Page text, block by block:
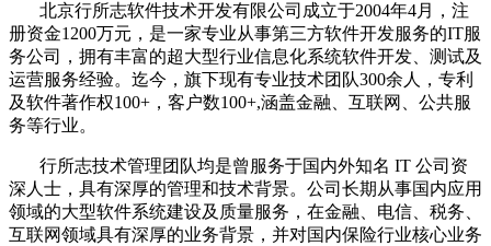
北京行所志软件技术开发有限公司成立于2004年4月，注
册资金1200万元，是一家专业从事第三方软件开发服务的IT服
务公司，拥有丰富的超大型行业信息化系统软件开发、测试及
运营服务经验。迄今，旗下现有专业技术团队300余人，专利
及软件著作权100+，客户数100+,涵盖金融、互联网、公共服
务等行业。
行所志技术管理团队均是曾服务于国内外知名 IT 公司资
深人士，具有深厚的管理和技术背景。公司长期从事国内应用
领域的大型软件系统建设及质量服务，在金融、电信、税务、
互联网领域具有深厚的业务背景，并对国内保险行业核心业务